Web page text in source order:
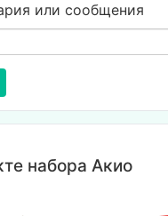
или сообщения
набора Акио